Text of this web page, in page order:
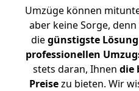
Umzüge können
aber keine Sorge,
diegünstigste Lösung
professionellen
stets daran, Ihnen die
Preisezu bieten. Wir